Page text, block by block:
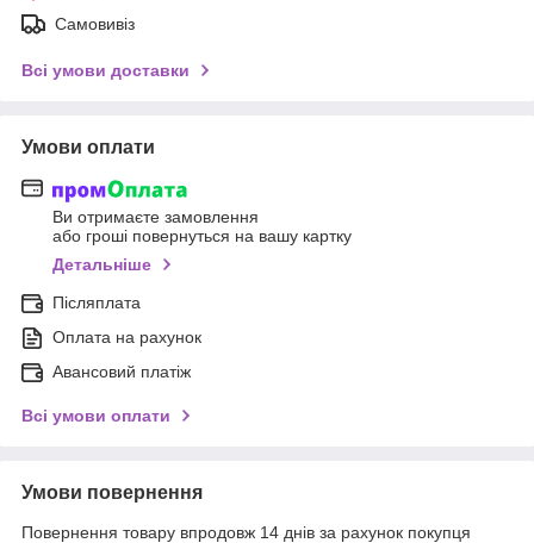
Самовивіз
Всі умови доставки
Умови оплати
Ви отримаєте замовлення
або гроші повернуться на вашу картку
Детальніше
Післяплата
Оплата на рахунок
Авансовий платіж
Всі умови оплати
Умови повернення
Повернення товару впродовж 14 днів за рахунок покупця